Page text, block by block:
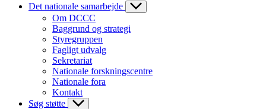
Det nationale samarbejde
Om DCCC
Baggrund og strategi
Styregruppen
Fagligt udvalg
Sekretariat
Nationale forskningscentre
Nationale fora
Kontakt
Søg støtte